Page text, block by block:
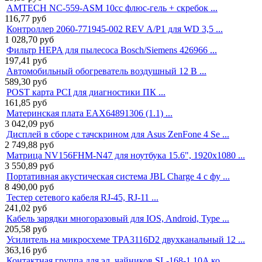
AMTECH NC-559-ASM 10cc флюс-гель + скребок ...
116,77 руб
Контроллер 2060-771945-002 REV A/P1 для WD 3,5 ...
1 028,70 руб
Фильтр HEPA для пылесоса Bosch/Siemens 426966 ...
197,41 руб
Автомобильный обогреватель воздушный 12 В ...
589,30 руб
POST карта PCI для диагностики ПК ...
161,85 руб
Материнская плата EAX64891306 (1.1) ...
3 042,09 руб
Дисплей в сборе с тачскрином для Asus ZenFone 4 Se ...
2 749,88 руб
Матрица NV156FHM-N47 для ноутбука 15.6", 1920x1080 ...
3 550,89 руб
Портативная акустическая система JBL Charge 4 с фу ...
8 490,00 руб
Тестер сетевого кабеля RJ-45, RJ-11 ...
241,02 руб
Кабель зарядки многоразовый для IOS, Android, Type ...
205,58 руб
Усилитель на микросхеме TPA3116D2 двухканальный 12 ...
363,16 руб